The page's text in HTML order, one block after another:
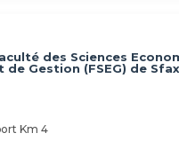
des Sciences
de Gestion (FSEG) de Sfax
Km 4